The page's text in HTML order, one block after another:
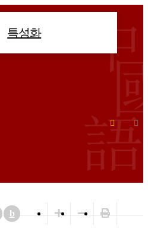
특성화
b